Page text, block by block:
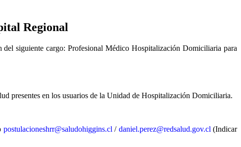
Regional
siguiente cargo: Profesional Médico Hospitalización Domiciliaria para
presentes en los usuarios de la Unidad de Hospitalización Domiciliaria.
postulacioneshrr@saludohiggins.cl/ daniel.perez@redsalud.gov.cl(Indicar